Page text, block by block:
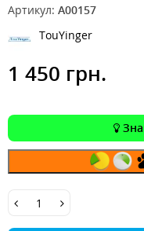
Артикул: A00157
TouYinger
1 450 грн.